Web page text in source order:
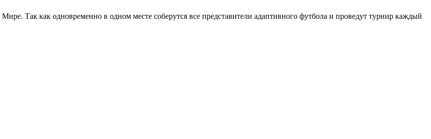
Так как одновременно в одном месте соберутся все представители адаптивного футбола и проведут турнир каждый